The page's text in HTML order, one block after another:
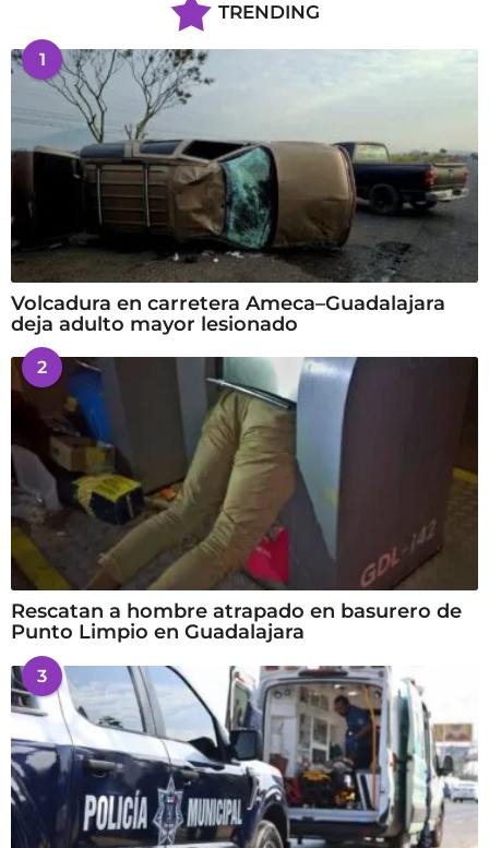
TRENDING
1
Volcadura en carretera Ameca–Guadalajara
deja adulto mayor lesionado
2
Rescatan a hombre atrapado en basurero de
Punto Limpio en Guadalajara
3